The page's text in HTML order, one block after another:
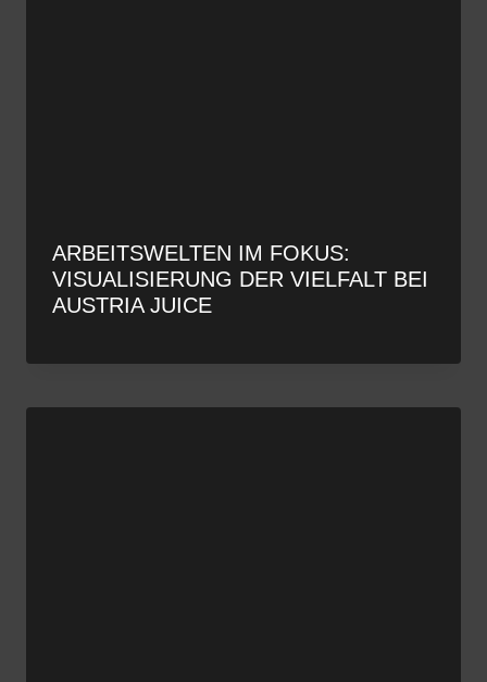
ARBEITSWELTEN IM FOKUS:
VISUALISIERUNG DER VIELFALT BEI
AUSTRIA JUICE